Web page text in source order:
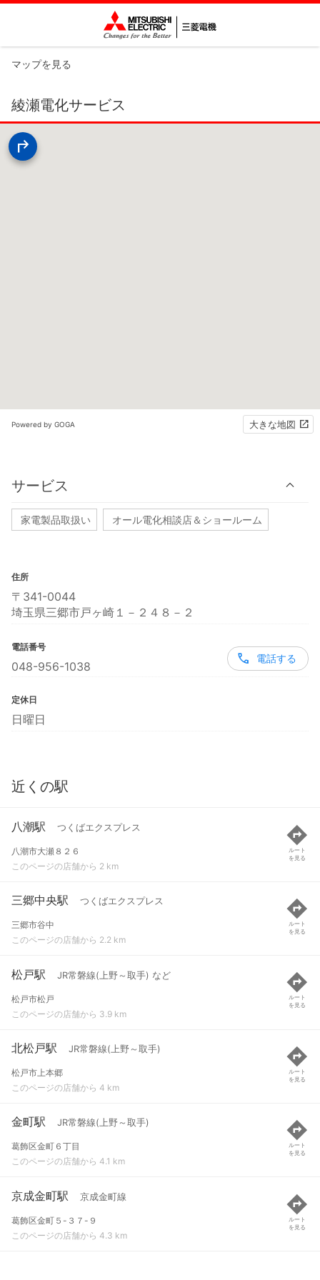
マップを見る
綾瀬電化サービス
Powered by GOGA 大きな地図
サービス
家電製品取扱い オール電化相談店＆ショールーム
住所
〒341-0044
埼玉県三郷市戸ヶ崎１－２４８－２
電話番号
048-956-1038
電話する
定休日
日曜日
近くの駅
八潮駅 つくばエクスプレス
八潮市大瀬８２６
このページの店舗から 2 km
ルート
を見る
三郷中央駅 つくばエクスプレス
三郷市谷中
このページの店舗から 2.2 km
ルート
を見る
松戸駅 JR常磐線(上野～取手) など
松戸市松戸
このページの店舗から 3.9 km
ルート
を見る
北松戸駅 JR常磐線(上野～取手)
松戸市上本郷
このページの店舗から 4 km
ルート
を見る
金町駅 JR常磐線(上野～取手)
葛飾区金町６丁目
このページの店舗から 4.1 km
ルート
を見る
京成金町駅 京成金町線
葛飾区金町５-３７-９
このページの店舗から 4.3 km
ルート
を見る